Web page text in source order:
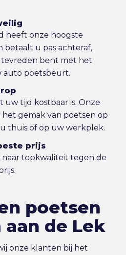
heeft onze hoogste
betaalt u pas achteraf,
bent met het
auto poetsbeurt.
uw tijd kostbaar is. Onze
het gemak van poetsen op
u thuis of op uw werkplek.
prijs
naar topkwaliteit tegen de
poetsen
de Lek
onze klanten bij het